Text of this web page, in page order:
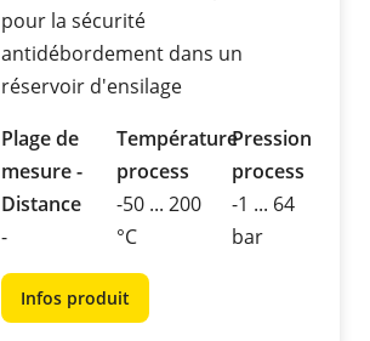
pour la sécurité
antidébordement dans un
réservoir d'ensilage
Plage de
mesure -
Distance
-
Température
process
-50 ... 200
°C
Pression
process
-1 ... 64
bar
Infos produit